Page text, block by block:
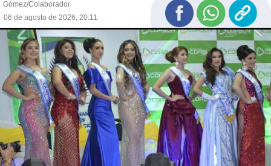
Gómez/Colaborador
06 de agosto de 2026, 20:11